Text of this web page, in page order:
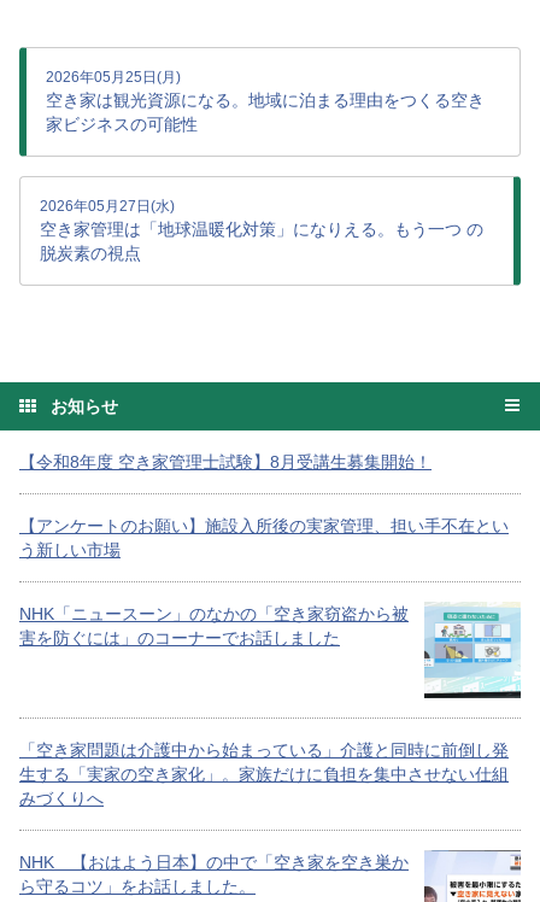
2026年05月25日(月)
空き家は観光資源になる。地域に泊まる理由をつくる空き
家ビジネスの可能性
2026年05月27日(水)
空き家管理は「地球温暖化対策」になりえる。もう一つ の
脱炭素の視点
お知らせ
【令和8年度 空き家管理士試験】8月受講生募集開始！
【アンケートのお願い】施設入所後の実家管理、担い手不在とい
う新しい市場
NHK「ニュースーン」のなかの「空き家窃盗から被
害を防ぐには」のコーナーでお話しました
「空き家問題は介護中から始まっている」介護と同時に前倒し発
生する「実家の空き家化」。家族だけに負担を集中させない仕組
みづくりへ
NHK 【おはよう日本】の中で「空き家を空き巣か
ら守るコツ」をお話しました。